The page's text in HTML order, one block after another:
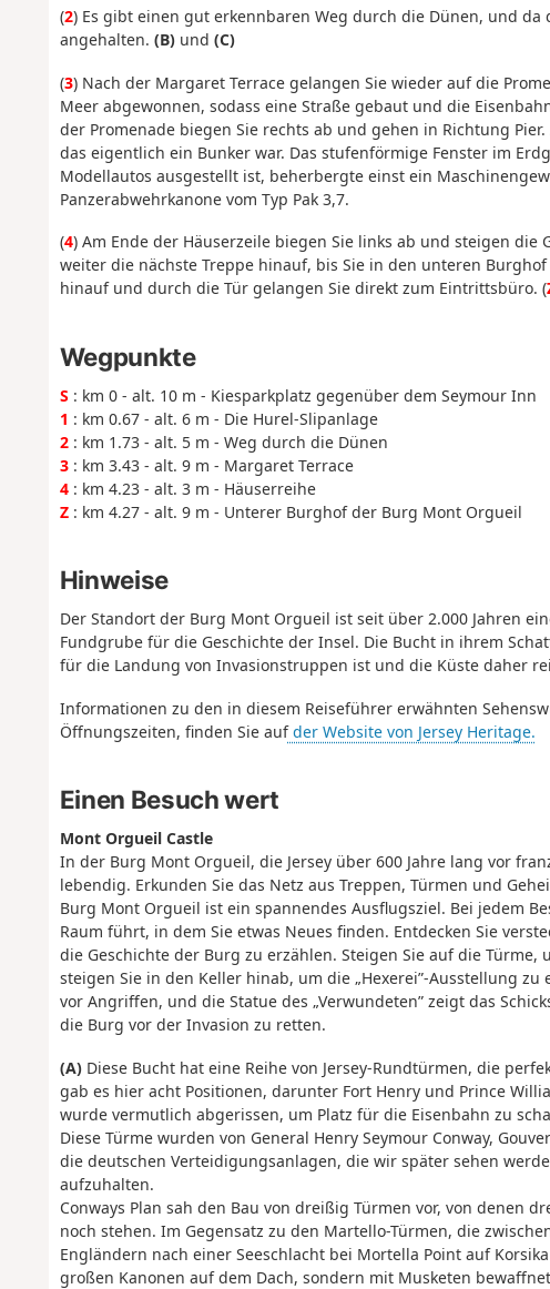
(2) Es gibt einen gut erkennbaren Weg durch die Dünen, und
angehalten. (B)und (C)
(3) Nach der Margaret Terrace gelangen Sie wieder auf die
Meer abgewonnen, sodass eine Straße gebaut und die
der Promenade biegen Sie rechts ab und gehen in Richtung
das eigentlich ein Bunker war. Das stufenförmige Fenster im
Modellautos ausgestellt ist, beherbergte einst ein
Panzerabwehrkanone vom Typ Pak 3,7.
(4) Am Ende der Häuserzeile biegen Sie links ab und steigen
weiter die nächste Treppe hinauf, bis Sie in den unteren
hinauf und durch die Tür gelangen Sie direkt zum Eintrittsbüro. (
Wegpunkte
S : km 0 - alt. 10 m - Kiesparkplatz gegenüber dem Seymour Inn
1 : km 0.67 - alt. 6 m - Die Hurel-Slipanlage
2: km 1.73 - alt. 5 m - Weg durch die Dünen
3: km 3.43 - alt. 9 m - Margaret Terrace
4: km 4.23 - alt. 3 m - Häuserreihe
Z: km 4.27 - alt. 9 m - Unterer Burghof der Burg Mont Orgueil
Hinweise
Der Standort der Burg Mont Orgueil ist seit über 2.000 Jahren
Fundgrube für die Geschichte der Insel. Die Bucht in ihrem
für die Landung von Invasionstruppen ist und die Küste daher
Informationen zu den in diesem Reiseführer erwähnten
Öffnungszeiten, finden Sie aufder Website von Jersey Heritage.
Einen Besuch wert
Mont Orgueil Castle
In der Burg Mont Orgueil, die Jersey über 600 Jahre lang vor
lebendig. Erkunden Sie das Netz aus Treppen, Türmen und
Burg Mont Orgueil ist ein spannendes Ausflugsziel. Bei jedem
Raum führt, in dem Sie etwas Neues finden. Entdecken Sie
die Geschichte der Burg zu erzählen. Steigen Sie auf die
steigen Sie in den Keller hinab, um die „Hexerei”-Ausstellung
vor Angriffen, und die Statue des „Verwundeten” zeigt das
die Burg vor der Invasion zu retten.
(A)Diese Bucht hat eine Reihe von Jersey-Rundtürmen, die
gab es hier acht Positionen, darunter Fort Henry und Prince
wurde vermutlich abgerissen, um Platz für die Eisenbahn zu
Diese Türme wurden von General Henry Seymour Conway,
die deutschen Verteidigungsanlagen, die wir später sehen
aufzuhalten.
Conways Plan sah den Bau von dreißig Türmen vor, von denen
noch stehen. Im Gegensatz zu den Martello-Türmen, die
Engländern nach einer Seeschlacht bei Mortella Point auf
großen Kanonen auf dem Dach, sondern mit Musketen